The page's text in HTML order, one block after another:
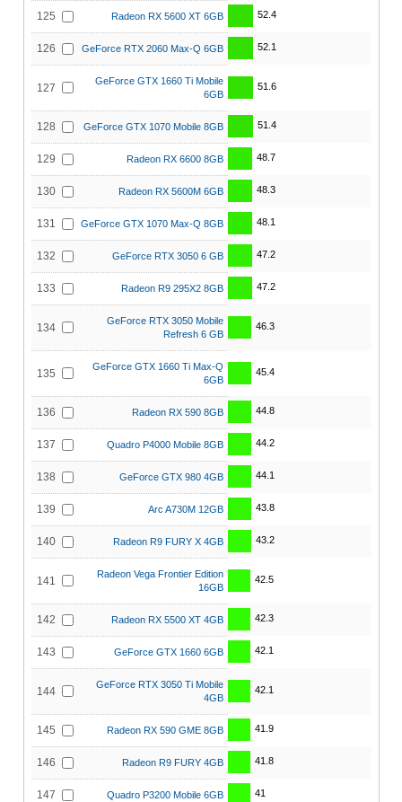
125 Radeon RX 5600 XT 6GB 52.4
126 GeForce RTX 2060 Max-Q 6GB 52.1
127
GeForce GTX 1660 Ti Mobile
6GB
51.6
128 GeForce GTX 1070 Mobile 8GB 51.4
129 Radeon RX 6600 8GB 48.7
130 Radeon RX 5600M 6GB 48.3
131 GeForce GTX 1070 Max-Q 8GB 48.1
132 GeForce RTX 3050 6 GB 47.2
133 Radeon R9 295X2 8GB 47.2
134
GeForce RTX 3050 Mobile
Refresh 6 GB
46.3
135
GeForce GTX 1660 Ti Max-Q
6GB
45.4
136 Radeon RX 590 8GB 44.8
137 Quadro P4000 Mobile 8GB 44.2
138 GeForce GTX 980 4GB 44.1
139 Arc A730M 12GB 43.8
140 Radeon R9 FURY X 4GB 43.2
141
Radeon Vega Frontier Edition
16GB
42.5
142 Radeon RX 5500 XT 4GB 42.3
143 GeForce GTX 1660 6GB 42.1
144
GeForce RTX 3050 Ti Mobile
4GB
42.1
145 Radeon RX 590 GME 8GB 41.9
146 Radeon R9 FURY 4GB 41.8
147 Quadro P3200 Mobile 6GB 41